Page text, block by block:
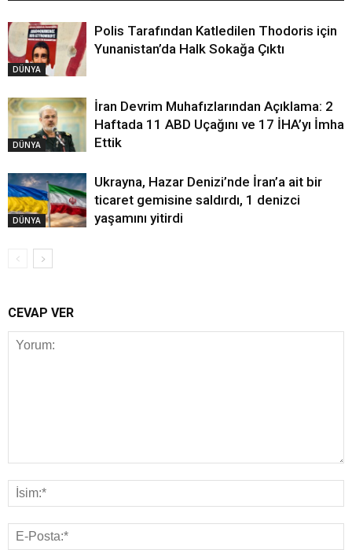
DÜNYA
Polis Tarafından Katledilen Thodoris için
Yunanistan’da Halk Sokağa Çıktı
DÜNYA
İran Devrim Muhafızlarından Açıklama: 2
Haftada 11 ABD Uçağını ve 17 İHA’yı İmha
Ettik
DÜNYA
Ukrayna, Hazar Denizi’nde İran’a ait bir
ticaret gemisine saldırdı, 1 denizci
yaşamını yitirdi
CEVAP VER